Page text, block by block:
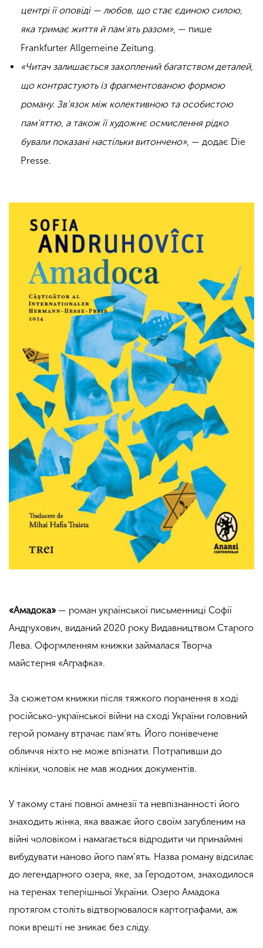
центрі її оповіді — любов, що стає єдиною силою,
яка тримає життя й пам’ять разом», — пише
Frankfurter Allgemeine Zeitung.
«Читач залишається захоплений багатством деталей,
що контрастують із фрагментованою формою
роману. Зв’язок між колективною та особистою
пам’яттю, а також її художнє осмислення рідко
бували показані настільки витончено», — додає Die
Presse.
«Амадока» — роман української письменниці Софії
Андрухович, виданий 2020 року Видавництвом Старого
Лева. Оформленням книжки займалася Творча
майстерня «Аґрафка».
За сюжетом книжки після тяжкого поранення в ході
російсько-української війни на сході України головний
герой роману втрачає пам’ять. Його понівечене
обличчя ніхто не може впізнати. Потрапивши до
клініки, чоловік не мав жодних документів.
У такому стані повної амнезії та невпізнанності його
знаходить жінка, яка вважає його своїм загубленим на
війні чоловіком і намагається відродити чи принаймні
вибудувати наново його пам’ять. Назва роману відсилає
до легендарного озера, яке, за Геродотом, знаходилося
на теренах теперішньої України. Озеро Амадока
протягом століть відтворювалося картографами, аж
поки врешті не зникає без сліду.